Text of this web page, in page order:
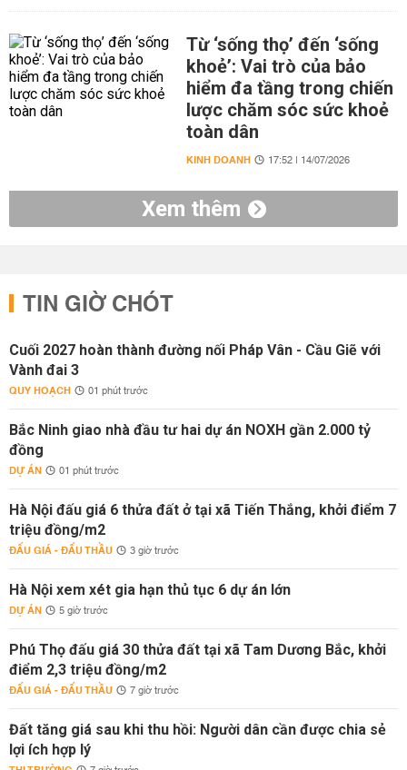
Từ ‘sống thọ’ đến ‘sống
khoẻ’: Vai trò của bảo
hiểm đa tầng trong chiến
lược chăm sóc sức khoẻ
toàn dân
KINH DOANH 17:52 | 14/07/2026
Xem thêm
TIN GIỜ CHÓT
Cuối 2027 hoàn thành đường nối Pháp Vân - Cầu Giẽ với
Vành đai 3
QUY HOẠCH 01 phút trước
Bắc Ninh giao nhà đầu tư hai dự án NOXH gần 2.000 tỷ
đồng
DỰ ÁN 01 phút trước
Hà Nội đấu giá 6 thửa đất ở tại xã Tiến Thắng, khởi điểm 7
triệu đồng/m2
ĐẤU GIÁ - ĐẤU THẦU 3 giờ trước
Hà Nội xem xét gia hạn thủ tục 6 dự án lớn
DỰ ÁN 5 giờ trước
Phú Thọ đấu giá 30 thửa đất tại xã Tam Dương Bắc, khởi
điểm 2,3 triệu đồng/m2
ĐẤU GIÁ - ĐẤU THẦU 7 giờ trước
Đất tăng giá sau khi thu hồi: Người dân cần được chia sẻ
lợi ích hợp lý